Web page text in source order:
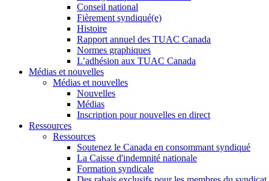
Conseil national
Fièrement syndiqué(e)
Histoire
Rapport annuel des TUAC Canada
Normes graphiques
L’adhésion aux TUAC Canada
Médias et nouvelles
Médias et nouvelles
Nouvelles
Médias
Inscription pour nouvelles en direct
Ressources
Ressources
Soutenez le Canada en consommant syndiqué
La Caisse d'indemnité nationale
Formation syndicale